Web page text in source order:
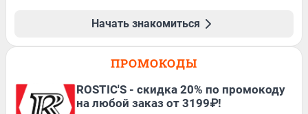
Начать знакомиться
ПРОМОКОДЫ
ROSTIC'S - скидка 20% по промокоду
на любой заказ от 3199₽!